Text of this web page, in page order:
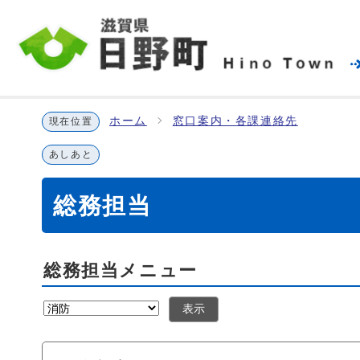
現在位置 ホーム 窓口案内・各課連絡先
あしあと
総務担当
総務担当メニュー
表示